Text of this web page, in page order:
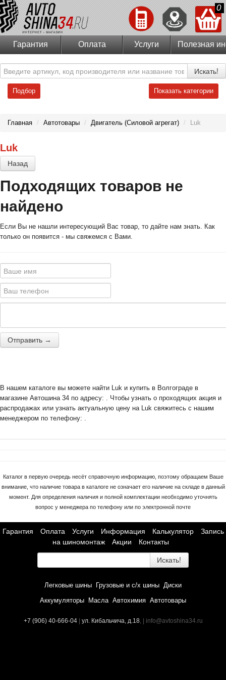
0
Гарантия Оплата Услуги Полезная
Искать!
Подбор Показать категории
Главная / Автотовары / Двигатель (Силовой агрегат) / Luk
Luk
Назад
Подходящих товаров не
найдено
Если Вы не нашли интересующий Вас товар, то дайте нам знать. Как
только он появится - мы свяжемся с Вами.
Отправить →
В нашем каталоге вы можете найти Luk и купить в Волгограде в
магазине Автошина 34 по адресу: . Чтобы узнать о проходящих акция и
распродажах или узнать актуальную цену на Luk свяжитесь с нашим
менеджером по телефону: .
Каталог в первую очередь несёт справочную информацию, поэтому обращаем Ваше
внимание, что наличие товара в каталоге не означает его наличие на складе в данный
момент. Для определения наличия и полной комплектации необходимо уточнять
вопрос у менеджера по телефону или по электронной почте
Гарантия Оплата Услуги Информация Калькулятор
Запись
на шиномонтаж
Акции Контакты
Искать!
Легковые шины Грузовые и с/х шины Диски
Аккумуляторы
Масла Автохимия Автотовары
+7 (906) 40-666-04 ул. Кибальчича, д.18, | info@avtoshina34.ru